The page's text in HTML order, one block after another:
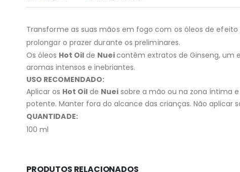
Transforme as suas mãos em fogo com os óleos de efeito
prolongar o prazer durante os preliminares.
Os óleos Hot Oil de Nueicontêm extratos de Ginseng, um
aromas intensos e inebriantes.
USO RECOMENDADO:
Aplicar os Hot Oil de Nuei sobre a mão ou na zona íntima
potente. Manter fora do alcance das crianças. Não aplicar
QUANTIDADE:
100 ml
PRODUTOS RELACIONADOS